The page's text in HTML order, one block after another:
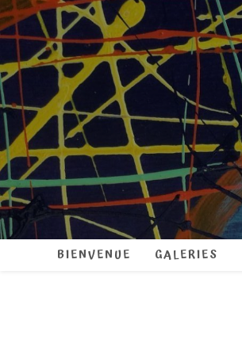
Skip
to
content
BIENVENUE GALERIES